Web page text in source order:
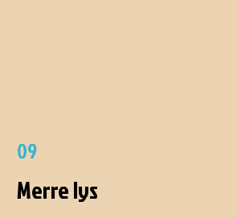
09
Merre lys